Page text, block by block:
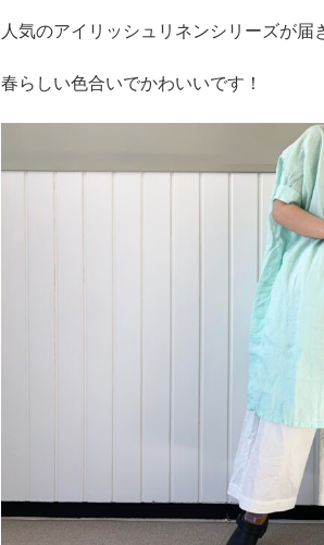
人気のアイリッシュリネンシリーズが
春らしい色合いでかわいいです！